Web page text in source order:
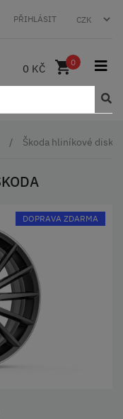
PŘIHLÁSIT
0 KČ 0
Škoda hliníkové disky
DOPRAVA ZDARMA